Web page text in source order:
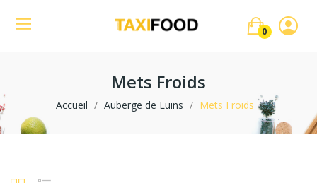
0
Mets Froids
Accueil Auberge de Luins Mets Froids